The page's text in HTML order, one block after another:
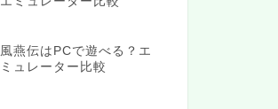
風燕伝はPCで遊べる？エ
ミュレーター比較